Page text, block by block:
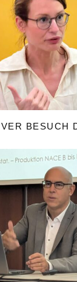
BESUCH